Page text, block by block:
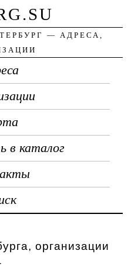
— АДРЕСА,
в каталог
организации